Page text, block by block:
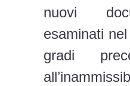
nuovi
esaminati
gradi